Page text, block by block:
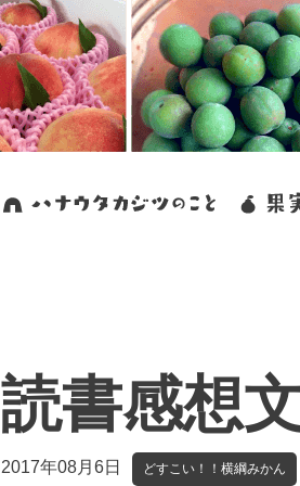
読書感想
2017年08月6日 どすこい！！横綱みかん